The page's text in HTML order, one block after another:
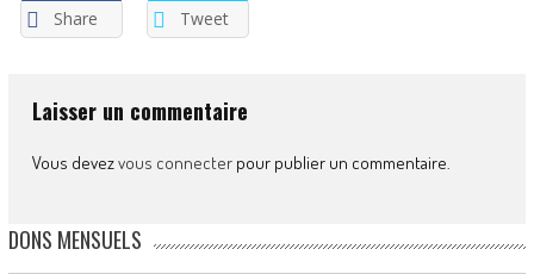
Share Tweet
Laisser un commentaire
Vous devezvous connecterpour publier un commentaire.
DONS MENSUELS